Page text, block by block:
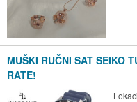
MUŠKI RUČNI SAT SEIKO
RATE!